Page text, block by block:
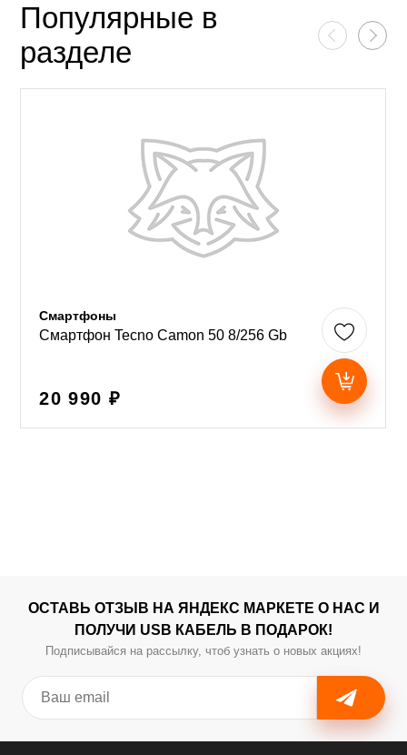
Популярные в
разделе
Смартфоны
Смартфон Tecno Camon 50 8/256 Gb
20 990 ₽
ОСТАВЬ ОТЗЫВ НА ЯНДЕКС МАРКЕТЕ О НАС И
ПОЛУЧИ USB КАБЕЛЬ В ПОДАРОК!
Подписывайся на рассылку, чтоб узнать о новых акциях!